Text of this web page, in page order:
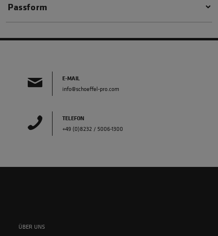
Passform
E-MAIL
info@schoeffel-pro.com
TELEFON
+49 (0)8232 / 5006-1300
ÜBER UNS